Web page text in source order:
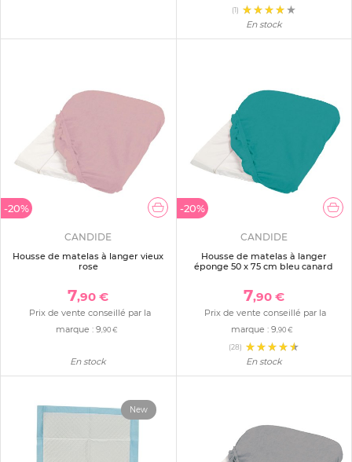
(1)
En stock
-20%
CANDIDE
Housse de matelas à langer vieux
rose
7,90 €
Prix de vente conseillé par la
marque : 9,90 €
En stock
-20%
CANDIDE
Housse de matelas à langer
éponge 50 x 75 cm bleu canard
7,90 €
Prix de vente conseillé par la
marque :9,90 €
(28)
En stock
New